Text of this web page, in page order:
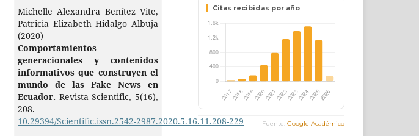
Michelle Alexandra Benítez Vite,
Patricia Elizabeth Hidalgo Albuja
(2020)
Comportamientos
generacionales y contenidos
informativos que construyen el
mundo de las Fake News en
Ecuador. Revista Scientific,5(16),
208.
10.29394/Scientific.issn.2542-2987.2020.5.16.11.208-229